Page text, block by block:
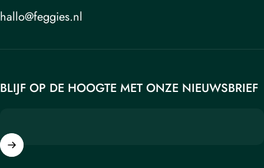
hallo@feggies.nl
BLIJF OP DE HOOGTE MET ONZE NIEUWSBRIEF